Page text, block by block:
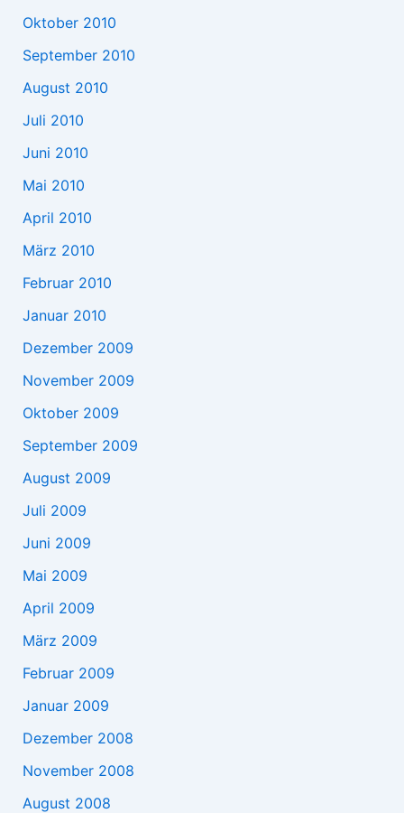
Oktober 2010
September 2010
August 2010
Juli 2010
Juni 2010
Mai 2010
April 2010
März 2010
Februar 2010
Januar 2010
Dezember 2009
November 2009
Oktober 2009
September 2009
August 2009
Juli 2009
Juni 2009
Mai 2009
April 2009
März 2009
Februar 2009
Januar 2009
Dezember 2008
November 2008
August 2008